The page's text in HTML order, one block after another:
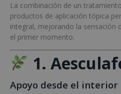
La combinación de un
productos de aplicación tópica
integral, mejorando la sensación
el primer momento.
1.
Apoyo desde el